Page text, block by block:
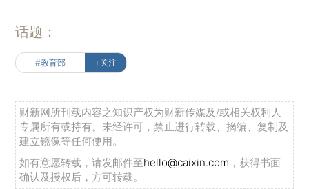
话题：
#教育部 +关注
财新网所刊载内容之知识产权为财新传媒及/或相关权利人
专属所有或持有。未经许可，禁止进行转载、摘编、复制及
建立镜像等任何使用。
如有意愿转载，请发邮件至hello@caixin.com ，获得书面
确认及授权后，方可转载。